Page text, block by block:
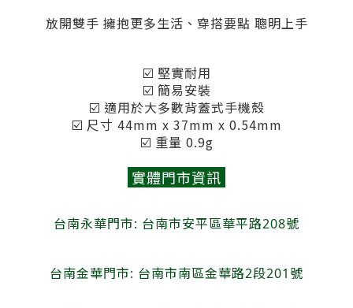
放開雙手 擁抱更多生活、穿搭要點 聰明上手
☑️ 堅實耐用
☑️ 簡易安裝
☑️ 適用於大多數背蓋式手機殼
☑️ 尺寸 44mm x 37mm x 0.54mm
☑️ 重量 0.9g
實體門市資訊
台南永華門市: 台南市安平區華平路208號
台南金華門市: 台南市南區金華路2段201號